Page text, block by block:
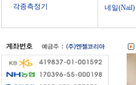
각종측정기
네일(Nail)